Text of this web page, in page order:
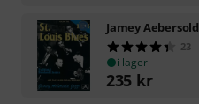
Jamey Aebersold
23
i lager
235 kr